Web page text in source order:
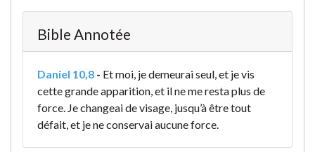
Bible Annotée
Daniel 10,8 - Et moi, je demeurai seul, et je vis
cette grande apparition, et il ne me resta plus de
force. Je changeai de visage, jusqu’à être tout
défait, et je ne conservai aucune force.